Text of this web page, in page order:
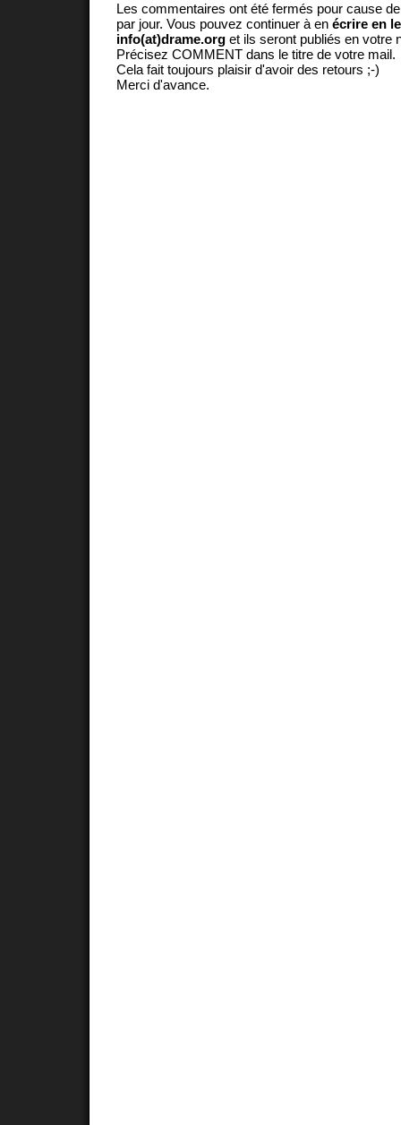
Les commentaires ont été fermés pour cause
par jour. Vous pouvez continuer à en écrire en
info(at)drame.org et ils seront publiés en votre
Précisez COMMENT dans le titre de votre mail.
Cela fait toujours plaisir d'avoir des retours ;-)
Merci d'avance.